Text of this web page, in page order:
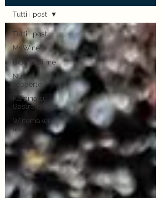
Tutti i post
MyWine
Dicono di me
Nuove
scoperte
Kantina su
Gastronomika
Winemaker
life
Tutti i post